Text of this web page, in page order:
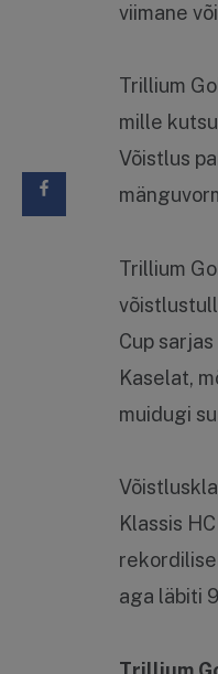
viimane
Trillium
mille
Võistlus
Trillium
Cup
Kaselat,
muidugi
Klassis
aga läbiti